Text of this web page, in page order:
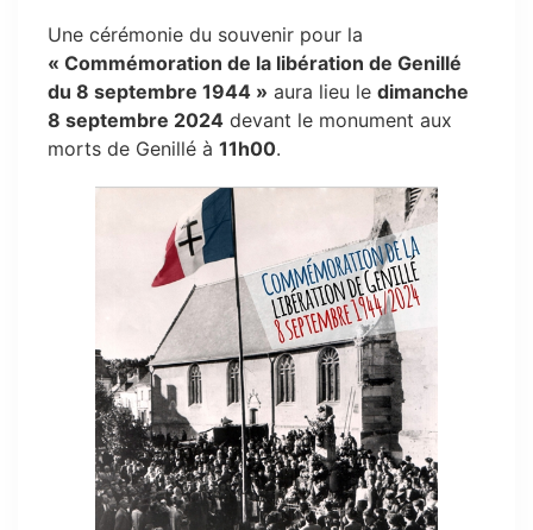
Une cérémonie du souvenir pour la
« Commémoration de la libération de Genillé
du 8 septembre 1944 » aura lieu le dimanche
8 septembre 2024 devant le monument aux
morts de Genillé à 11h00.